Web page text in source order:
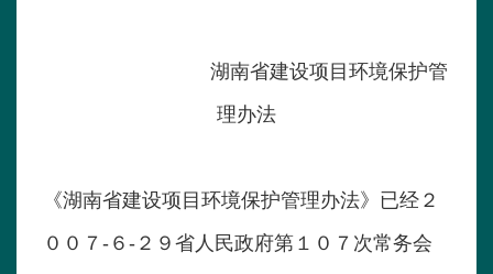
湖南省建设项目环境保护管
理办法
《湖南省建设项目环境保护管理办法》已经２
００７-６-２９省人民政府第１０７次常务会